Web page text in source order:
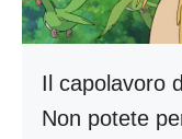
Il capolavoro
Non potete